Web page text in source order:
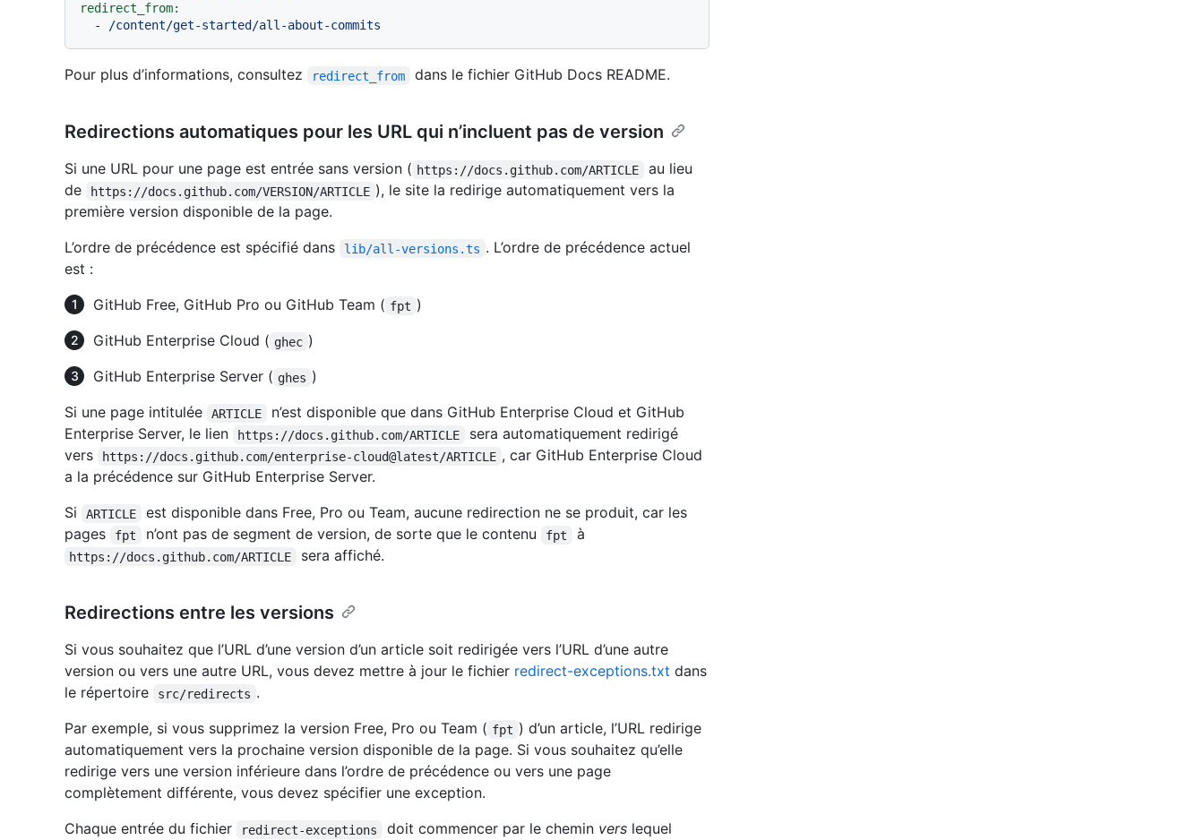
redirect_from:
-
/content/get-started/all-about-commits
Pour plus d’informations, consultez redirect_from dans le fichier GitHub Docs README.
Redirections automatiques pour les URL qui n’incluent pas de version
Si une URL pour une page est entrée sans version ( https://docs.github.com/ARTICLE
au lieu
de
https://docs.github.com/VERSION/ARTICLE ), le site la redirige automatiquement vers la
première version disponible de la page.
L’ordre de précédence est spécifié dans
lib/all-versions.ts . L’ordre de précédence actuel
est :
GitHub Free, GitHub Pro ou GitHub Team ( fpt )
GitHub Enterprise Cloud ( ghec )
GitHub Enterprise Server ( ghes )
Si une page intitulée
ARTICLE
n’est disponible que dans GitHub Enterprise Cloud et GitHub
Enterprise Server, le lien
https://docs.github.com/ARTICLE
sera automatiquement redirigé
vers
https://docs.github.com/enterprise-cloud@latest/ARTICLE , car GitHub Enterprise Cloud
a la précédence sur GitHub Enterprise Server.
Si
ARTICLE
est disponible dans Free, Pro ou Team, aucune redirection ne se produit, car les
pages
fpt n’ont pas de segment de version, de sorte que le contenu fpt à
https://docs.github.com/ARTICLE sera affiché.
Redirections entre les versions
Si vous souhaitez que l’URL d’une version d’un article soit redirigée vers l’URL d’une autre
version ou vers une autre URL, vous devez mettre à jour le fichier redirect-exceptions.txt dans
le répertoire
src/redirects .
Par exemple, si vous supprimez la version Free, Pro ou Team ( fpt ) d’un article, l’URL redirige
automatiquement vers la prochaine version disponible de la page. Si vous souhaitez qu’elle
redirige vers une version inférieure dans l’ordre de précédence ou vers une page
complètement différente, vous devez spécifier une exception.
Chaque entrée du fichier
redirect-exceptions doit commencer par le chemin verslequel